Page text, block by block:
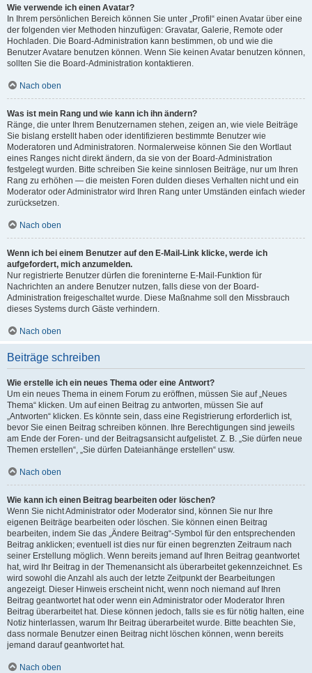
Wie verwende ich einen Avatar?
In Ihrem persönlichen Bereich können Sie unter „Profil“ einen Avatar über eine
der folgenden vier Methoden hinzufügen: Gravatar, Galerie, Remote oder
Hochladen. Die Board-Administration kann bestimmen, ob und wie die
Benutzer Avatare benutzen können. Wenn Sie keinen Avatar benutzen können,
sollten Sie die Board-Administration kontaktieren.
Nach oben
Was ist mein Rang und wie kann ich ihn ändern?
Ränge, die unter Ihrem Benutzernamen stehen, zeigen an, wie viele Beiträge
Sie bislang erstellt haben oder identifizieren bestimmte Benutzer wie
Moderatoren und Administratoren. Normalerweise können Sie den Wortlaut
eines Ranges nicht direkt ändern, da sie von der Board-Administration
festgelegt wurden. Bitte schreiben Sie keine sinnlosen Beiträge, nur um Ihren
Rang zu erhöhen — die meisten Foren dulden dieses Verhalten nicht und ein
Moderator oder Administrator wird Ihren Rang unter Umständen einfach wieder
zurücksetzen.
Nach oben
Wenn ich bei einem Benutzer auf den E-Mail-Link klicke, werde ich
aufgefordert, mich anzumelden.
Nur registrierte Benutzer dürfen die foreninterne E-Mail-Funktion für
Nachrichten an andere Benutzer nutzen, falls diese von der Board-
Administration freigeschaltet wurde. Diese Maßnahme soll den Missbrauch
dieses Systems durch Gäste verhindern.
Nach oben
Beiträge schreiben
Wie erstelle ich ein neues Thema oder eine Antwort?
Um ein neues Thema in einem Forum zu eröffnen, müssen Sie auf „Neues
Thema“ klicken. Um auf einen Beitrag zu antworten, müssen Sie auf
„Antworten“ klicken. Es könnte sein, dass eine Registrierung erforderlich ist,
bevor Sie einen Beitrag schreiben können. Ihre Berechtigungen sind jeweils
am Ende der Foren- und der Beitragsansicht aufgelistet. Z. B. „Sie dürfen neue
Themen erstellen“, „Sie dürfen Dateianhänge erstellen“ usw.
Nach oben
Wie kann ich einen Beitrag bearbeiten oder löschen?
Wenn Sie nicht Administrator oder Moderator sind, können Sie nur Ihre
eigenen Beiträge bearbeiten oder löschen. Sie können einen Beitrag
bearbeiten, indem Sie das „Ändere Beitrag“-Symbol für den entsprechenden
Beitrag anklicken; eventuell ist dies nur für einen begrenzten Zeitraum nach
seiner Erstellung möglich. Wenn bereits jemand auf Ihren Beitrag geantwortet
hat, wird Ihr Beitrag in der Themenansicht als überarbeitet gekennzeichnet. Es
wird sowohl die Anzahl als auch der letzte Zeitpunkt der Bearbeitungen
angezeigt. Dieser Hinweis erscheint nicht, wenn noch niemand auf Ihren
Beitrag geantwortet hat oder wenn ein Administrator oder Moderator Ihren
Beitrag überarbeitet hat. Diese können jedoch, falls sie es für nötig halten, eine
Notiz hinterlassen, warum Ihr Beitrag überarbeitet wurde. Bitte beachten Sie,
dass normale Benutzer einen Beitrag nicht löschen können, wenn bereits
jemand darauf geantwortet hat.
Nach oben